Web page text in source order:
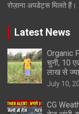
रोज़ाना अपडेट्स मिलते हैं।
Latest News
Organic
चुनी, 10
लाख से
July 10,
CG